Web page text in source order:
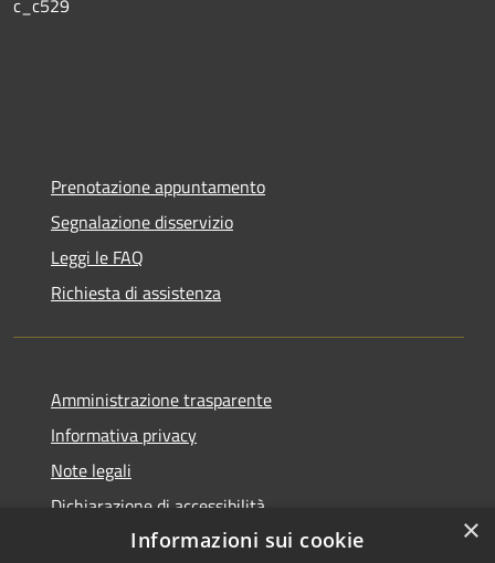
Prenotazione appuntamento
Segnalazione disservizio
Leggi le FAQ
Richiesta di assistenza
Amministrazione trasparente
Informativa privacy
Note legali
Dichiarazione di accessibilità
×
Informazioni sui cookie